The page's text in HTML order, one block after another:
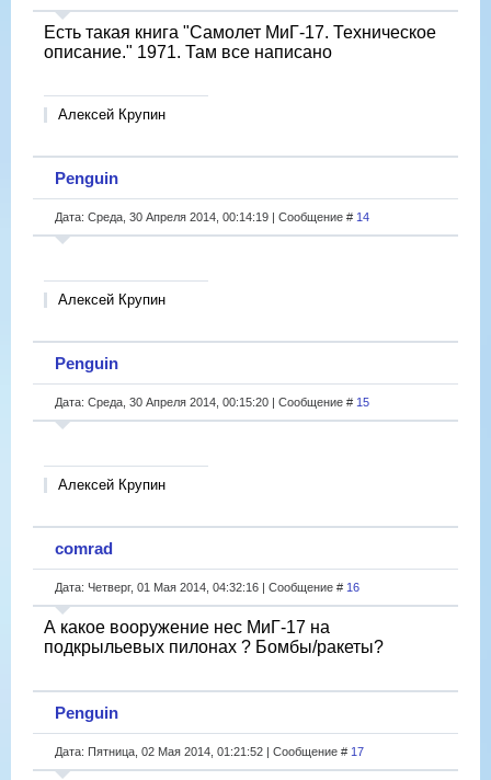
Есть такая книга "Самолет МиГ-17. Техническое
описание." 1971. Там все написано
Алексей Крупин
Penguin
Дата: Среда, 30 Апреля 2014, 00:14:19 | Сообщение # 14
Алексей Крупин
Penguin
Дата: Среда, 30 Апреля 2014, 00:15:20 | Сообщение # 15
Алексей Крупин
comrad
Дата: Четверг, 01 Мая 2014, 04:32:16 | Сообщение # 16
А какое вооружение нес МиГ-17 на
подкрыльевых пилонах ? Бомбы/ракеты?
Penguin
Дата: Пятница, 02 Мая 2014, 01:21:52 | Сообщение # 17